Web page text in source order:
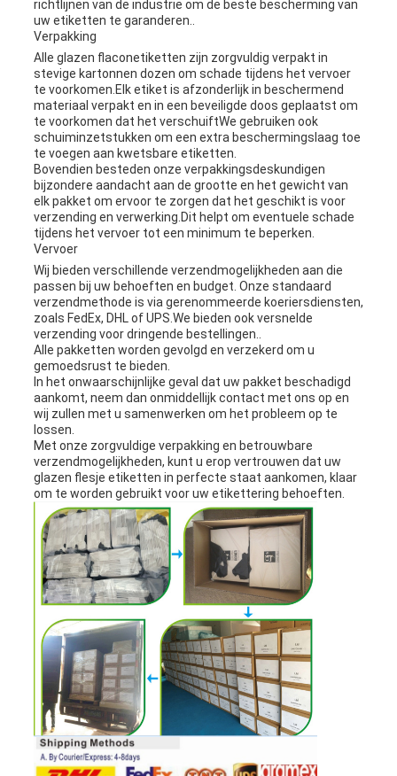
richtlijnen van de industrie om de beste bescherming van
uw etiketten te garanderen..
Verpakking
Alle glazen flaconetiketten zijn zorgvuldig verpakt in
stevige kartonnen dozen om schade tijdens het vervoer
te voorkomen.Elk etiket is afzonderlijk in beschermend
materiaal verpakt en in een beveiligde doos geplaatst om
te voorkomen dat het verschuiftWe gebruiken ook
schuiminzetstukken om een extra beschermingslaag toe
te voegen aan kwetsbare etiketten.
Bovendien besteden onze verpakkingsdeskundigen
bijzondere aandacht aan de grootte en het gewicht van
elk pakket om ervoor te zorgen dat het geschikt is voor
verzending en verwerking.Dit helpt om eventuele schade
tijdens het vervoer tot een minimum te beperken.
Vervoer
Wij bieden verschillende verzendmogelijkheden aan die
passen bij uw behoeften en budget. Onze standaard
verzendmethode is via gerenommeerde koeriersdiensten,
zoals FedEx, DHL of UPS.We bieden ook versnelde
verzending voor dringende bestellingen..
Alle pakketten worden gevolgd en verzekerd om u
gemoedsrust te bieden.
In het onwaarschijnlijke geval dat uw pakket beschadigd
aankomt, neem dan onmiddellijk contact met ons op en
wij zullen met u samenwerken om het probleem op te
lossen.
Met onze zorgvuldige verpakking en betrouwbare
verzendmogelijkheden, kunt u erop vertrouwen dat uw
glazen flesje etiketten in perfecte staat aankomen, klaar
om te worden gebruikt voor uw etikettering behoeften.